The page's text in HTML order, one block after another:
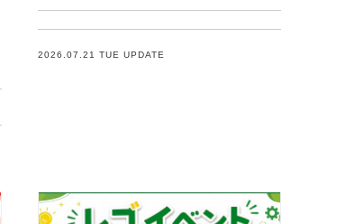
2026.07.21 TUE UPDATE